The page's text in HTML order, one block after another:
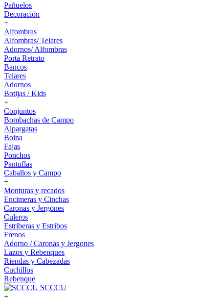
Pañuelos
Decoración
+
Alfombras
Alfombras/ Telares
Adornos/ Alfombras
Porta Retrato
Bancos
Telares
Adornos
Botijas / Kids
+
Conjuntos
Bombachas de Campo
Alpargatas
Boina
Fajas
Ponchos
Pantuflas
Caballos y Campo
+
Monturas y recados
Encimeras y Cinchas
Caronas y Jergones
Culeros
Estriberas y Estribos
Frenos
Adorno / Caronas y Jergones
Lazos y Rebenques
Riendas y Cabezadas
Cuchillos
Rebenque
SCCCU
+